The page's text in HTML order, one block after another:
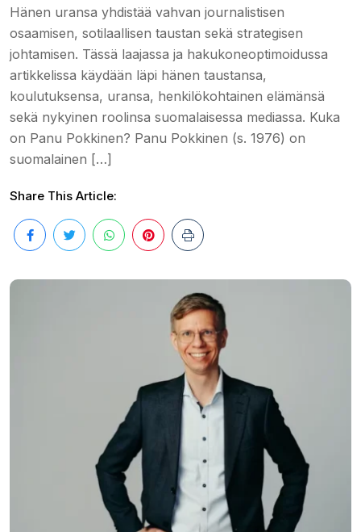
Hänen uransa yhdistää vahvan journalistisen
osaamisen, sotilaallisen taustan sekä strategisen
johtamisen. Tässä laajassa ja hakukoneoptimoidussa
artikkelissa käydään läpi hänen taustansa,
koulutuksensa, uransa, henkilökohtainen elämänsä
sekä nykyinen roolinsa suomalaisessa mediassa. Kuka
on Panu Pokkinen? Panu Pokkinen (s. 1976) on
suomalainen […]
Share This Article: